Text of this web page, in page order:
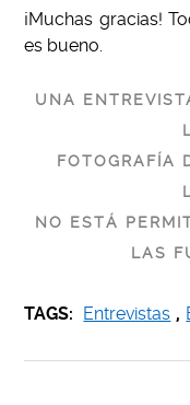
¡Muchas gracias!
es bueno.
UNA
FOTOGRAFÍA
NO ESTÁ
LAS
TAGS: Entrevistas ,